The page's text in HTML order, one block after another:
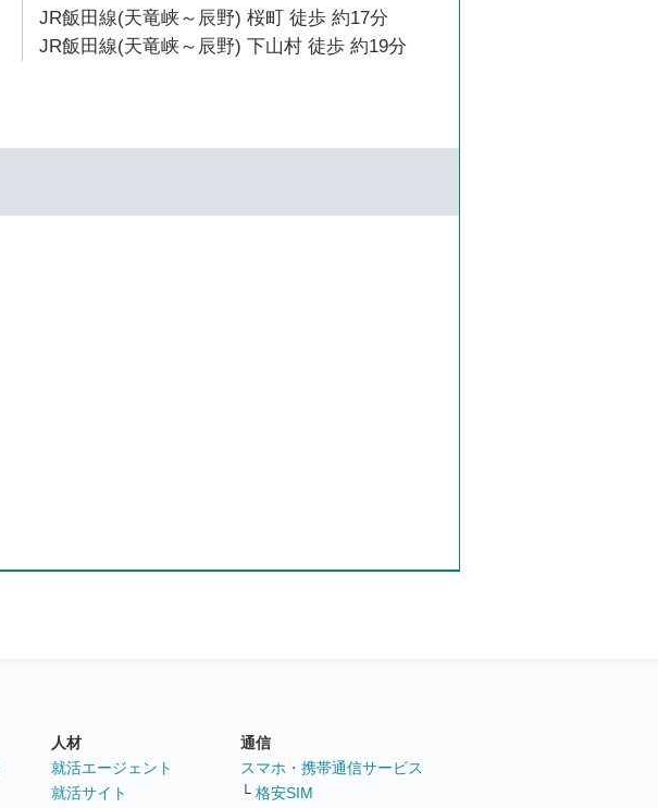
JR飯田線(天竜峡～辰野) 桜町 徒歩 約17分
JR飯田線(天竜峡～辰野) 下山村 徒歩 約19分
人材
就活エージェント
就活サイト
通信
スマホ・携帯通信サービス
└ 格安SIM